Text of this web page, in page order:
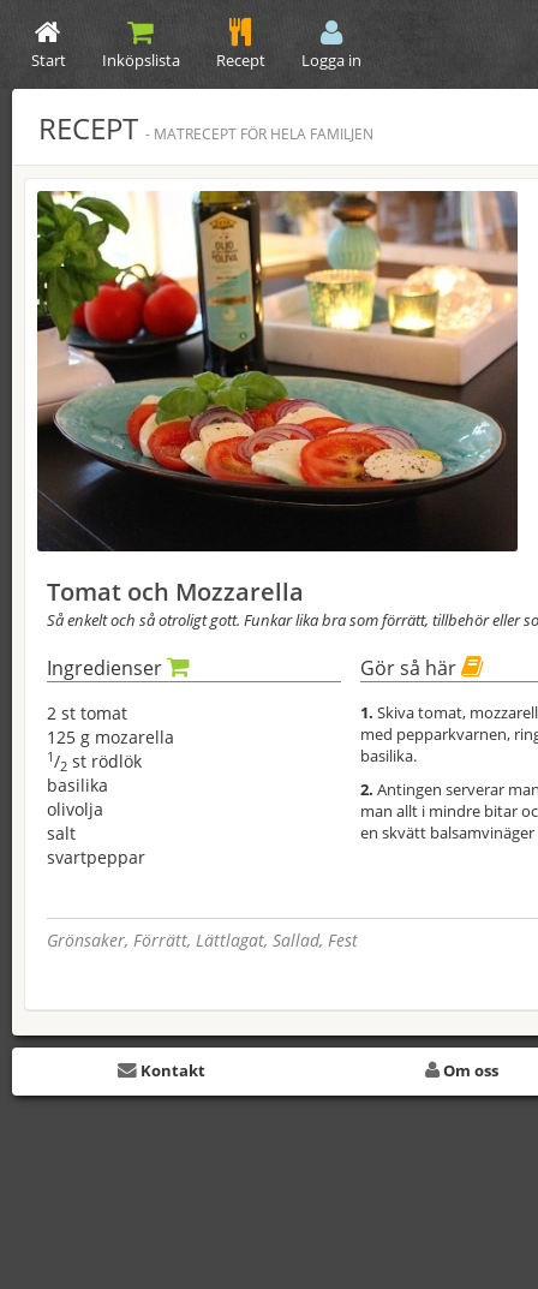
Start Inköpslista Recept Logga in
RECEPT - MATRECEPT FÖR HELA FAMILJEN
Tomat och Mozzarella
Så enkelt och så otroligt gott. Funkar lika bra som förrätt, tillbehör eller
Ingredienser
2 st tomat
125 g mozarella
1/2 st rödlök
basilika
olivolja
salt
svartpeppar
Gör så här
1. Skiva tomat,
med pepparkvarnen,
basilika.
2. Antingen serverar
man allt i mindre bitar
en skvätt
Grönsaker, Förrätt, Lättlagat, Sallad, Fest
Kontakt Om oss